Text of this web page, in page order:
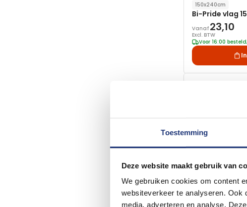
Toestemming
Deze website maakt gebruik van
We gebruiken cookies om content
websiteverkeer te analyseren. Ook
media, adverteren en analyse.
150x240cm
Bi-Pride vlag
Vanaf 23,10
Excl. BTW
Voor 16:00